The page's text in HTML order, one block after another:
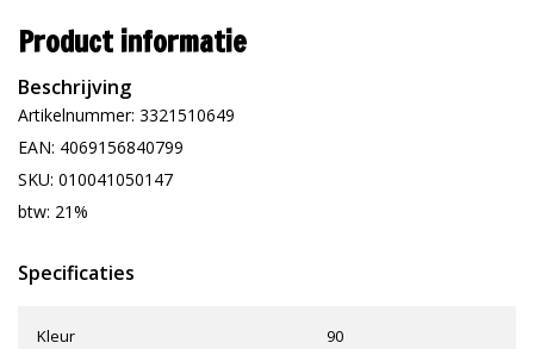
Product informatie
Beschrijving
Artikelnummer: 3321510649
EAN: 4069156840799
SKU: 010041050147
btw: 21%
Specificaties
Kleur 90